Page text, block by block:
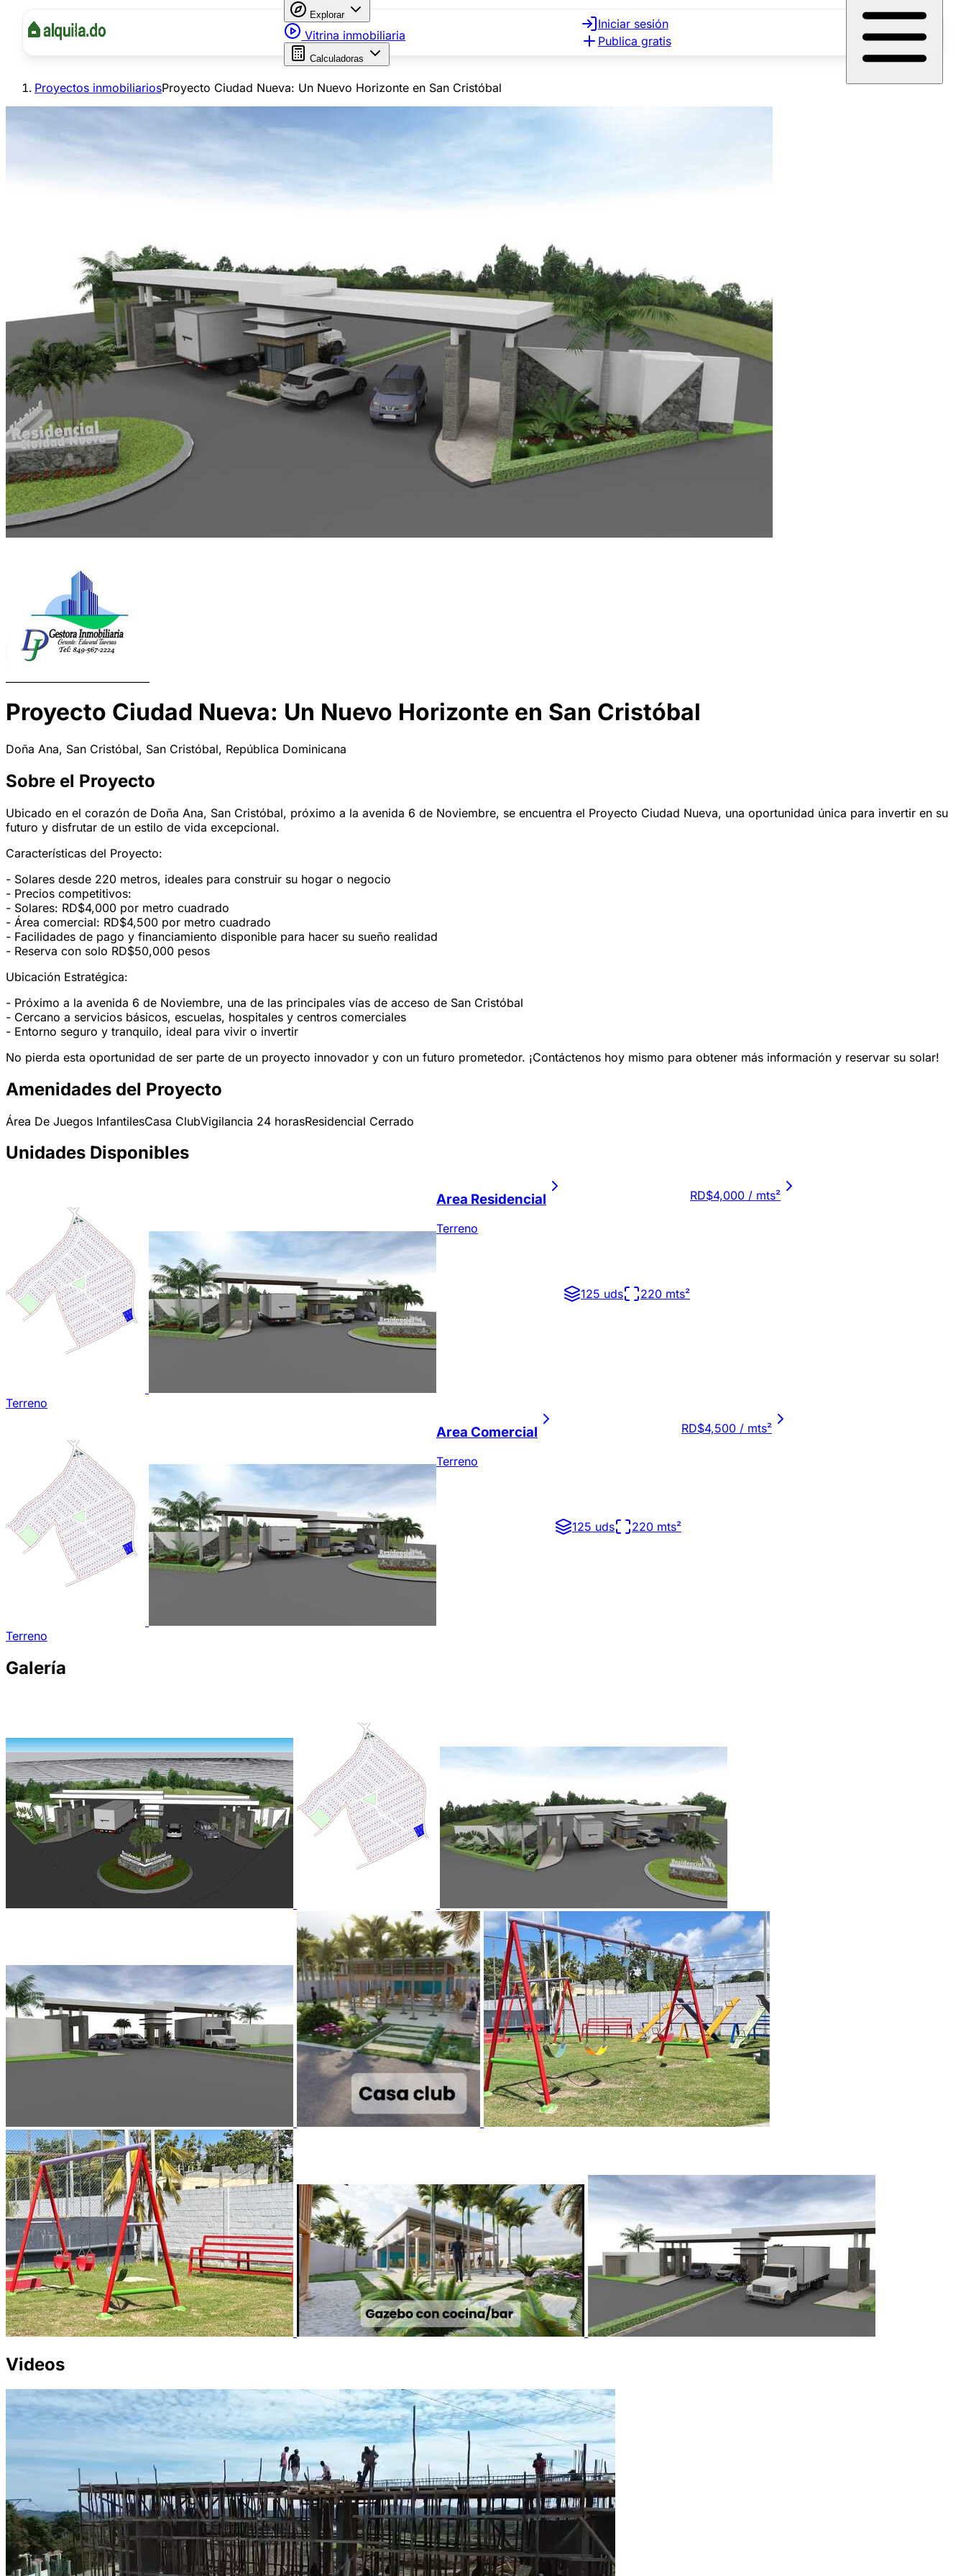
Explorar
Vitrina inmobiliaria
Calculadoras
Iniciar sesión
Publica gratis
Proyectos inmobiliariosProyecto Ciudad Nueva: Un Nuevo Horizonte en San Cristóbal
Proyecto Ciudad Nueva: Un Nuevo Horizonte en San Cristóbal
Doña Ana, San Cristóbal, San Cristóbal, República Dominicana
Sobre el Proyecto
Ubicado en el corazón de Doña Ana, San Cristóbal, próximo a la avenida 6 de Noviembre, se encuentra el Proyecto Ciudad Nueva, una oportunidad única para invertir en su
futuro y disfrutar de un estilo de vida excepcional.
Características del Proyecto:
- Solares desde 220 metros, ideales para construir su hogar o negocio
- Precios competitivos:
- Solares: RD$4,000 por metro cuadrado
- Área comercial: RD$4,500 por metro cuadrado
- Facilidades de pago y financiamiento disponible para hacer su sueño realidad
- Reserva con solo RD$50,000 pesos
Ubicación Estratégica:
- Próximo a la avenida 6 de Noviembre, una de las principales vías de acceso de San Cristóbal
- Cercano a servicios básicos, escuelas, hospitales y centros comerciales
- Entorno seguro y tranquilo, ideal para vivir o invertir
No pierda esta oportunidad de ser parte de un proyecto innovador y con un futuro prometedor. ¡Contáctenos hoy mismo para obtener más información y reservar su solar!
Amenidades del Proyecto
Área De Juegos InfantilesCasa ClubVigilancia 24 horasResidencial Cerrado
Unidades Disponibles
Terreno
Area Residencial
Terreno
125 uds 220 mts²
RD$4,000 / mts²
Terreno
Area Comercial
Terreno
125 uds 220 mts²
RD$4,500 / mts²
Galería
Videos